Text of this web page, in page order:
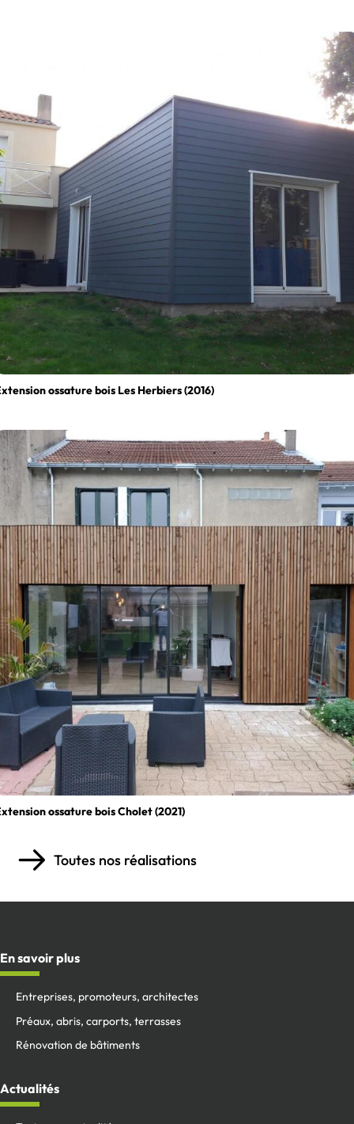
ossature bois Les Herbiers (2016)
ossature bois Cholet (2021)
Toutes nos réalisations
En savoir plus
Entreprises, promoteurs, architectes
Préaux, abris, carports, terrasses
Rénovation de bâtiments
Actualités